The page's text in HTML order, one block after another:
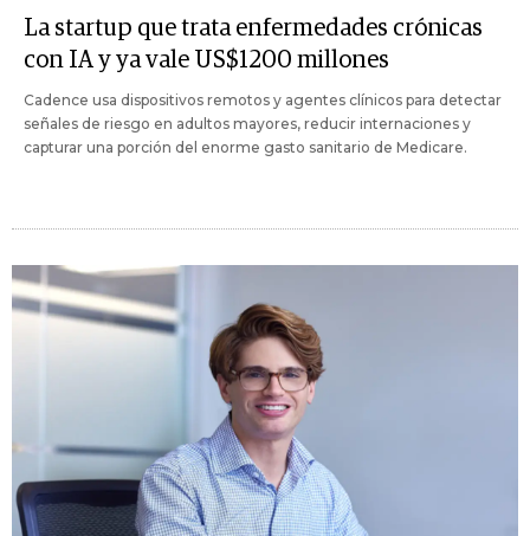
La startup que trata enfermedades crónicas
con IA y ya vale US$1200 millones
Cadence usa dispositivos remotos y agentes clínicos para detectar
señales de riesgo en adultos mayores, reducir internaciones y
capturar una porción del enorme gasto sanitario de Medicare.